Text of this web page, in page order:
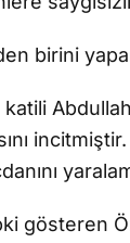
birini
Abdullah
gösteren